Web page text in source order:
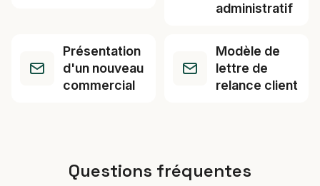
administratif
Présentation
d'un nouveau
commercial
Modèle de
lettre de
relance client
Questions fréquentes